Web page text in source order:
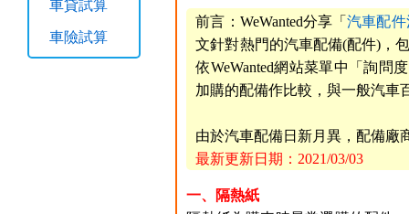
車貸試算
車險試算
前言：WeWanted分享「汽車配
文針對熱門的汽車配備(配件)，
依WeWanted網站菜單中「詢問
加購的配備作比較，與一般汽車
由於汽車配備日新月異，配備廠
最新更新日期：2021/03/03
一、隔熱紙